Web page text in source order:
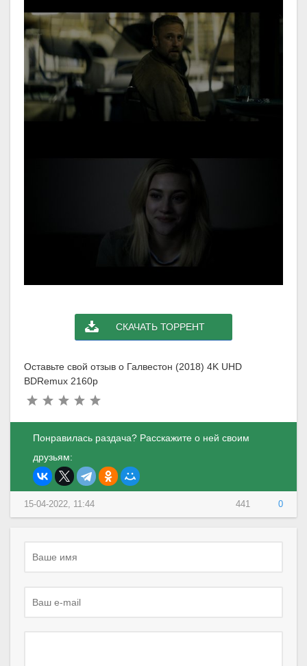
СКАЧАТЬ ТОРРЕНТ
Оставьте свой отзыв о Галвестон (2018) 4K UHD
BDRemux 2160p
Понравилась раздача? Расскажите о ней своим
друзьям:
441 0
15-04-2022, 11:44